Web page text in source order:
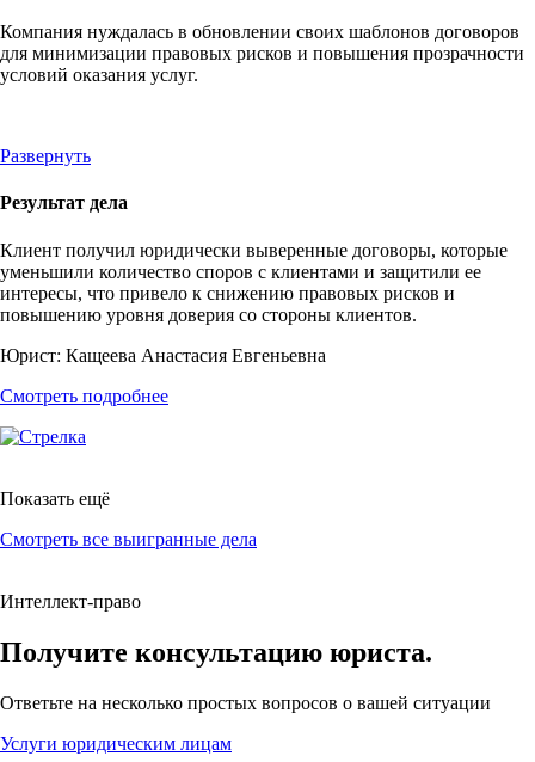
Компания нуждалась в обновлении своих шаблонов договоров
для минимизации правовых рисков и повышения прозрачности
условий оказания услуг.
Развернуть
Результат дела
Клиент получил юридически выверенные договоры, которые
уменьшили количество споров с клиентами и защитили ее
интересы, что привело к снижению правовых рисков и
повышению уровня доверия со стороны клиентов.
Юрист: Кащеева Анастасия Евгеньевна
Смотреть подробнее
Показать ещё
Смотреть все выигранные дела
Интеллект-право
Получите консультацию юриста.
Ответьте на несколько простых вопросов о вашей ситуации
Услуги юридическим лицам